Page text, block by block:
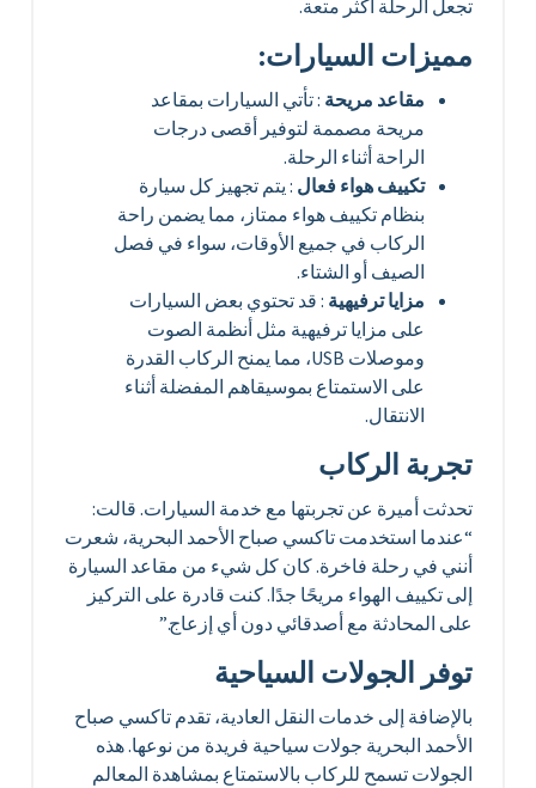
تجعل الرحلة أكثر متعة.
مميزات السيارات:
مقاعد مريحة: تأتي السيارات بمقاعد
مريحة مصممة لتوفير أقصى درجات
الراحة أثناء الرحلة.
تكييف هواء فعال: يتم تجهيز كل سيارة
بنظام تكييف هواء ممتاز، مما يضمن راحة
الركاب في جميع الأوقات، سواء في فصل
الصيف أو الشتاء.
مزايا ترفيهية: قد تحتوي بعض السيارات
على مزايا ترفيهية مثل أنظمة الصوت
وموصلات USB، مما يمنح الركاب القدرة
على الاستمتاع بموسيقاهم المفضلة أثناء
الانتقال.
تجربة الركاب
تحدثت أميرة عن تجربتها مع خدمة السيارات. قالت:
“عندما استخدمت تاكسي صباح الأحمد البحرية، شعرت
أنني في رحلة فاخرة. كان كل شيء من مقاعد السيارة
إلى تكييف الهواء مريحًا جدًا. كنت قادرة على التركيز
على المحادثة مع أصدقائي دون أي إزعاج.”
توفر الجولات السياحية
بالإضافة إلى خدمات النقل العادية، تقدم تاكسي صباح
الأحمد البحرية جولات سياحية فريدة من نوعها. هذه
الجولات تسمح للركاب بالاستمتاع بمشاهدة المعالم